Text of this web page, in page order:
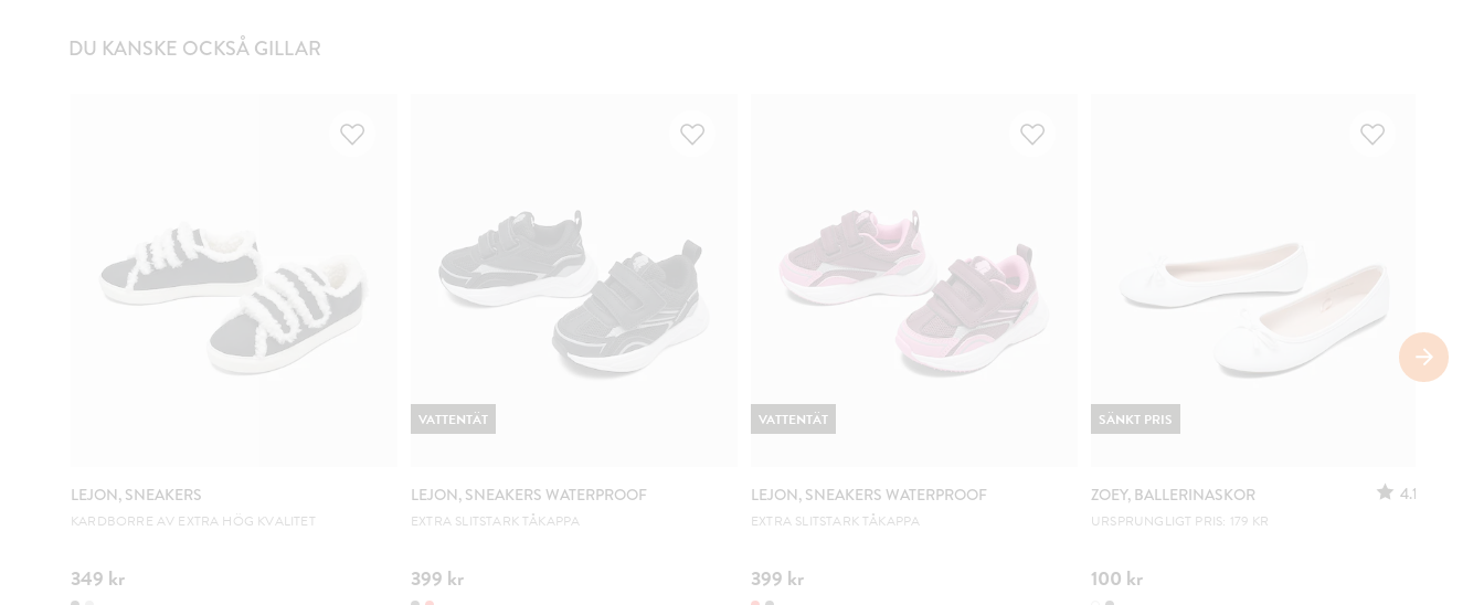
DU KANSKE OCKSÅ GILLAR
LEJON, SNEAKERS
KARDBORRE AV EXTRA HÖG KVALITET
349 kr
LEJON, SNEAKERS WATERPROOF
EXTRA SLITSTARK TÅKAPPA
399 kr
VATTENTÄT
LEJON, SNEAKERS WATERPROOF
EXTRA SLITSTARK TÅKAPPA
399 kr
VATTENTÄT
ZOEY, BALLERINASKOR 4.1
URSPRUNGLIGT PRIS: 179 KR
100 kr
SÄNKT PRIS